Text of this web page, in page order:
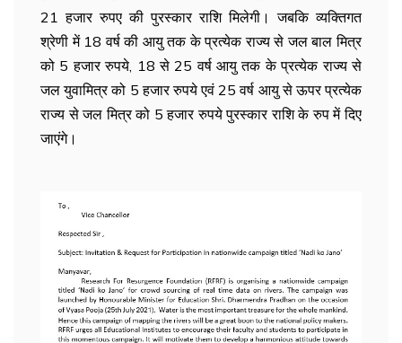
21 हजार रुपए की पुरस्कार राशि मिलेगी। जबकि व्यक्तिगत
श्रेणी में 18 वर्ष की आयु तक के प्रत्येक राज्य से जल बाल मित्र
को 5 हजार रुपये, 18 से 25 वर्ष आयु तक के प्रत्येक राज्य से
जल युवामित्र को 5 हजार रुपये एवं 25 वर्ष आयु से ऊपर प्रत्येक
राज्य से जल मित्र को 5 हजार रुपये पुरस्कार राशि के रुप में दिए
जाएंगे।